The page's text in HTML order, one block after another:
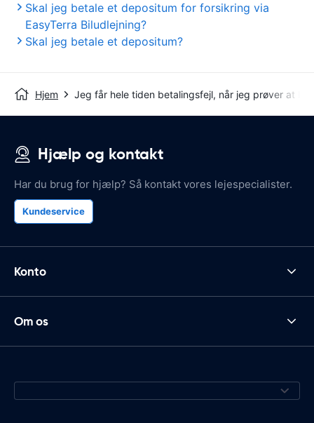
Skal jeg betale et depositum for forsikring via
EasyTerra Biludlejning?
Skal jeg betale et depositum?
Hjem Jeg får hele tiden betalingsfejl, når jeg prøver at
Hjælp og kontakt
Har du brug for hjælp? Så kontakt vores lejespecialister.
Kundeservice
Konto
Om os